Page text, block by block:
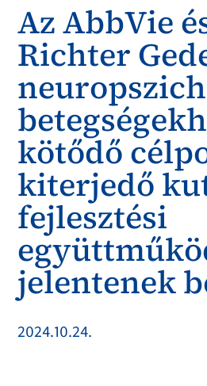
Az AbbVie
Richter
kötődő
kiterjedő
fejlesztési
jelentenek
2024.10.24.